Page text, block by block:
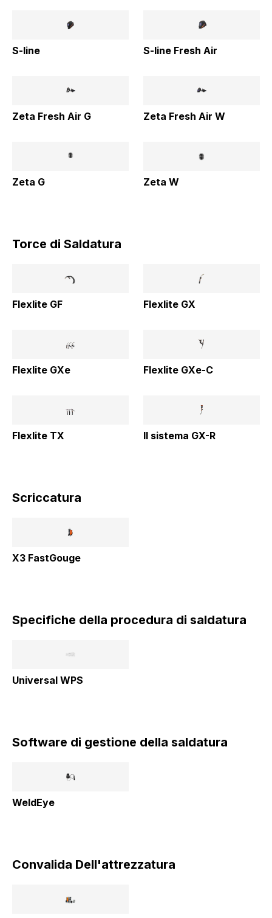
S-line S-line Fresh Air
Zeta Fresh Air G Zeta Fresh Air W
Zeta G Zeta W
Torce di Saldatura
Flexlite GF Flexlite GX
Flexlite GXe Flexlite GXe-C
Flexlite TX Il sistema GX-R
Scriccatura
X3 FastGouge
Specifiche della procedura di saldatura
Universal WPS
Software di gestione della saldatura
WeldEye
Convalida Dell'attrezzatura